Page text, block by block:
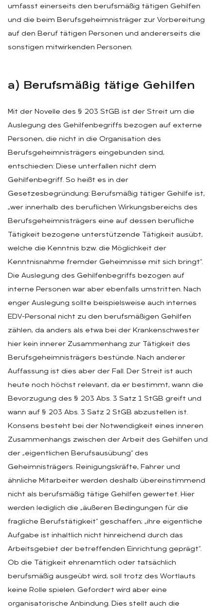
umfasst einerseits den berufsmäßig tätigen Gehilfen
und die beim Berufsgeheimnisträger zur Vorbereitung
auf den Beruf tätigen Personen und andererseits die
sonstigen mitwirkenden Personen.
a) Be­rufs­mä­ßig tä­ti­ge Ge­hil­fen
Mit der Novelle des § 203 StGB ist der Streit um die
Auslegung des Gehilfenbegriffs bezogen auf externe
Personen, die nicht in die Organisation des
Berufsgeheimnisträgers eingebunden sind,
entschieden: Diese unterfallen nicht dem
Gehilfenbegriff. So heißt es in der
Gesetzesbegründung: Berufsmäßig tätiger Gehilfe ist,
„wer innerhalb des beruflichen Wirkungsbereichs des
Berufsgeheimnisträgers eine auf dessen berufliche
Tätigkeit bezogene unterstützende Tätigkeit ausübt,
welche die Kenntnis bzw. die Möglichkeit der
Kenntnisnahme fremder Geheimnisse mit sich bringt“.
Die Auslegung des Gehilfenbegriffs bezogen auf
interne Personen war aber ebenfalls umstritten. Nach
enger Auslegung sollte beispielsweise auch internes
EDV-Personal nicht zu den berufsmäßigen Gehilfen
zählen, da anders als etwa bei der Krankenschwester
hier kein innerer Zusammenhang zur Tätigkeit des
Berufsgeheimnisträgers bestünde. Nach anderer
Auffassung ist dies aber der Fall. Der Streit ist auch
heute noch höchst relevant, da er bestimmt, wann die
Bevorzugung des § 203 Abs. 3 Satz 1 StGB greift und
wann auf § 203 Abs. 3 Satz 2 StGB abzustellen ist.
Konsens besteht bei der Notwendigkeit eines inneren
Zusammenhangs zwischen der Arbeit des Gehilfen und
der „eigentlichen Berufsausübung“ des
Geheimnisträgers. Reinigungskräfte, Fahrer und
ähnliche Mitarbeiter werden deshalb übereinstimmend
nicht als berufsmäßig tätige Gehilfen gewertet. Hier
werden lediglich die „äußeren Bedingungen für die
fragliche Berufstätigkeit“ geschaffen; „ihre eigentliche
Aufgabe ist inhaltlich nicht hinreichend durch das
Arbeitsgebiet der betreffenden Einrichtung geprägt“.
Ob die Tätigkeit ehrenamtlich oder tatsächlich
berufsmäßig ausgeübt wird, soll trotz des Wortlauts
keine Rolle spielen. Gefordert wird aber eine
organisatorische Anbindung. Dies stellt auch die